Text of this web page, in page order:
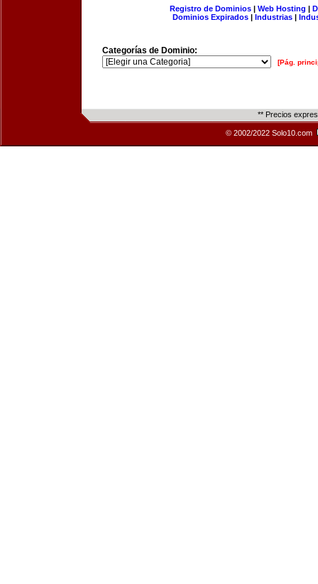
Registro de Dominios| Web Hosting |
Dominios Expirados | Industrias |
Categorías de Dominio:
[Pág.
** Precios
© 2002/2022 Solo10.com